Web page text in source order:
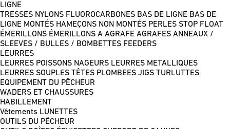
LIGNE
TRESSES NYLONS FLUOROCARBONES BAS DE LIGNE BAS DE
LIGNE MONTÉS HAMEÇONS NON MONTÉS PERLES STOP FLOAT
ÉMERILLONS ÉMERILLONS A AGRAFE AGRAFES ANNEAUX /
SLEEVES / BULLES / BOMBETTES FEEDERS
LEURRES
LEURRES POISSONS NAGEURS LEURRES METALLIQUES
LEURRES SOUPLES TÊTES PLOMBEES JIGS TURLUTTES
EQUIPEMENT DU PÊCHEUR
WADERS ET CHAUSSURES
HABILLEMENT
Vêtements LUNETTES
OUTILS DU PÊCHEUR